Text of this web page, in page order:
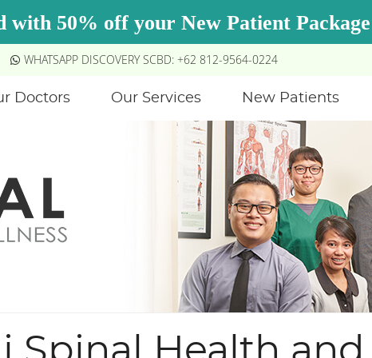
WHATSAPP DISCOVERY SCBD: +62 812-9564-0224
Doctors Our Services New Patients